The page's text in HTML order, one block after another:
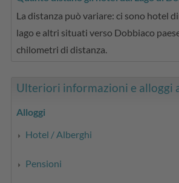
La distanza può variare: ci sono hotel
lago e altri situati verso Dobbiaco
chilometri di distanza.
Ulteriori informazioni e alloggi
Alloggi
Hotel / Alberghi
Pensioni